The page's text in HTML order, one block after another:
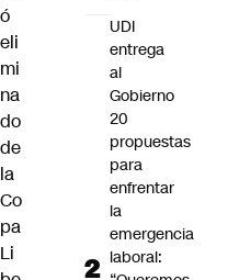
ó
eli
mi
na
do
de
la
Co
pa
Li
UDI
entrega
al
Gobierno
20
propuestas
para
enfrentar
la
emergencia
laboral: